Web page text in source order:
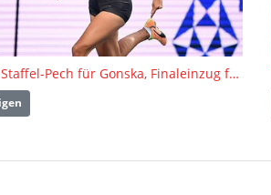
Tokio Tag 2: Staffel-Pech für Gonska, Finaleinzug für Heinle